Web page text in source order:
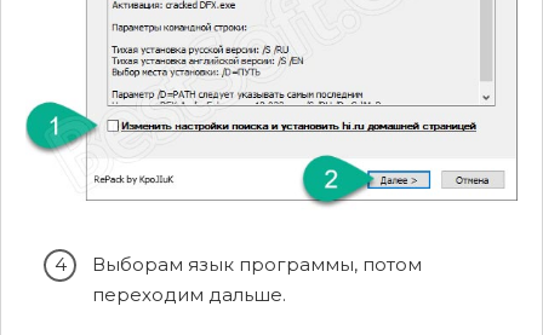
Выборам язык программы, потом
переходим дальше.